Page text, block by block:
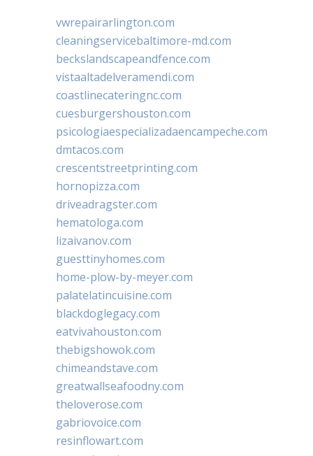
vwrepairarlington.com
cleaningservicebaltimore-md.com
beckslandscapeandfence.com
vistaaltadelveramendi.com
coastlinecateringnc.com
cuesburgershouston.com
psicologiaespecializadaencampeche.com
dmtacos.com
crescentstreetprinting.com
hornopizza.com
driveadragster.com
hematologa.com
lizaivanov.com
guesttinyhomes.com
home-plow-by-meyer.com
palatelatincuisine.com
blackdoglegacy.com
eatvivahouston.com
thebigshowok.com
chimeandstave.com
greatwallseafoodny.com
theloverose.com
gabriovoice.com
resinflowart.com